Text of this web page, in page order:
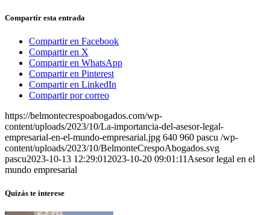
Compartir esta entrada
Compartir en Facebook
Compartir en X
Compartir en WhatsApp
Compartir en Pinterest
Compartir en LinkedIn
Compartir por correo
https://belmontecrespoabogados.com/wp-
content/uploads/2023/10/La-importancia-del-asesor-legal-
empresarial-en-el-mundo-empresarial.jpg 640 960 pascu /wp-
content/uploads/2023/10/BelmonteCrespoAbogados.svg
pascu2023-10-13 12:29:01 2023-10-20 09:01:11 Asesor legal en el
mundo empresarial
Quizás te interese